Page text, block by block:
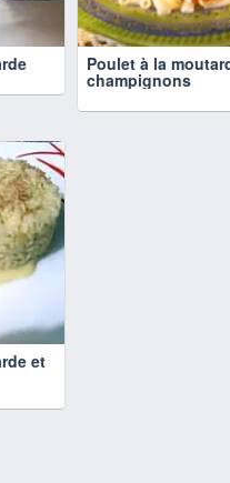
Poulet à la
champignons
et